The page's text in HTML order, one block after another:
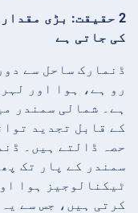
2 حقیقت: بڑی
کی جاتی ہے
ڈنمارک ساحل سے
رو ہے، ہوا اور
ہے۔ شمالی سمندر
کے قابل تجدید
حصہ ڈالتے ہیں۔
سمندر کے پار تک
ٹیکنالوجیز ہوا
کرتی ہیں، جس سے